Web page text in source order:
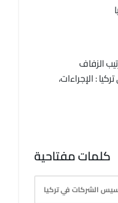
الزفاف
: الإجراءات،
كلمات مفتاحية
الشركات في تركيا